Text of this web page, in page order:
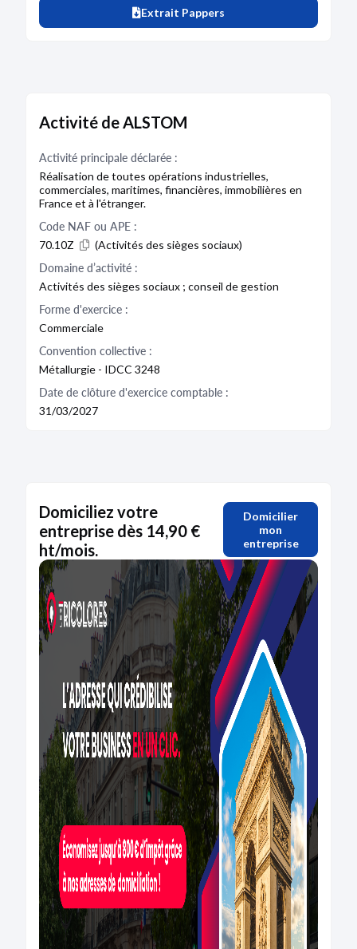
Extrait Pappers
Activité de ALSTOM
Activité principale déclarée :
Réalisation de toutes opérations industrielles,
commerciales, maritimes, financières, immobilières en
France et à l'étranger.
Code NAF ou APE :
70.10Z
(Activités des sièges sociaux)
Domaine d’activité :
Activités des sièges sociaux ; conseil de gestion
Forme d'exercice :
Commerciale
Convention collective :
Métallurgie - IDCC 3248
Date de clôture d'exercice comptable :
31/03/2027
Domiciliez votre
entreprise dès 14,90 €
ht/mois.
Domicilier
mon
entreprise